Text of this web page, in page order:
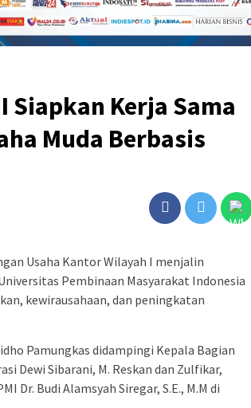
Siapkan Kerja Sama
Muda Berbasis
Usaha Kantor Wilayah I menjalin
Pembinaan Masyarakat Indonesia
kewirausahaan, dan peningkatan
Pamungkas didampingi Kepala Bagian
Dewi Sibarani, M. Reskan dan Zulfikar,
Dr. Budi Alamsyah Siregar, S.E., M.M di